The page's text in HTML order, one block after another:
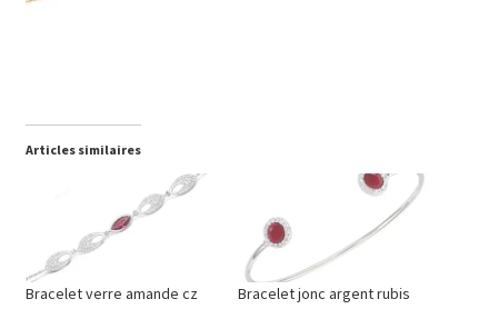
Articles similaires
Bracelet verre amande cz Bracelet jonc argent rubis